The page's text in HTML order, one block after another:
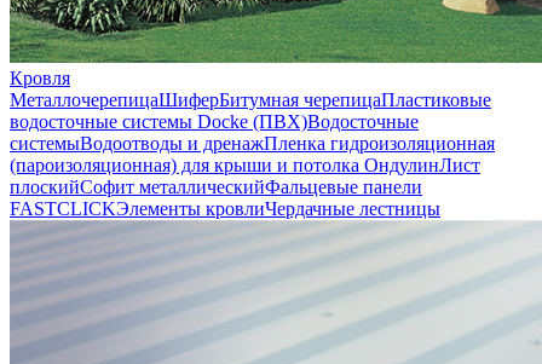
Кровля
МеталлочерепицаШиферБитумная черепицаПластиковые
водосточные системы Docke (ПВХ)Водосточные
системыВодоотводы и дренажПленка гидроизоляционная
(пароизоляционная) для крыши и потолка ОндулинЛист
плоскийСофит металлическийФальцевые панели
FASTCLICKЭлементы кровлиЧердачные лестницы